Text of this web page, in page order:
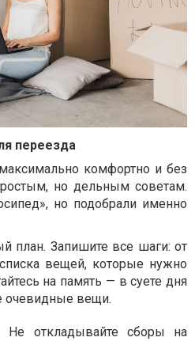
переезда
комфортно и без
но дельным советам.
но подобрали именно
план. Запишите все шаги: от
вещей, которые нужно
на память — в суете дня
очевидные вещи.
Не откладывайте сборы на